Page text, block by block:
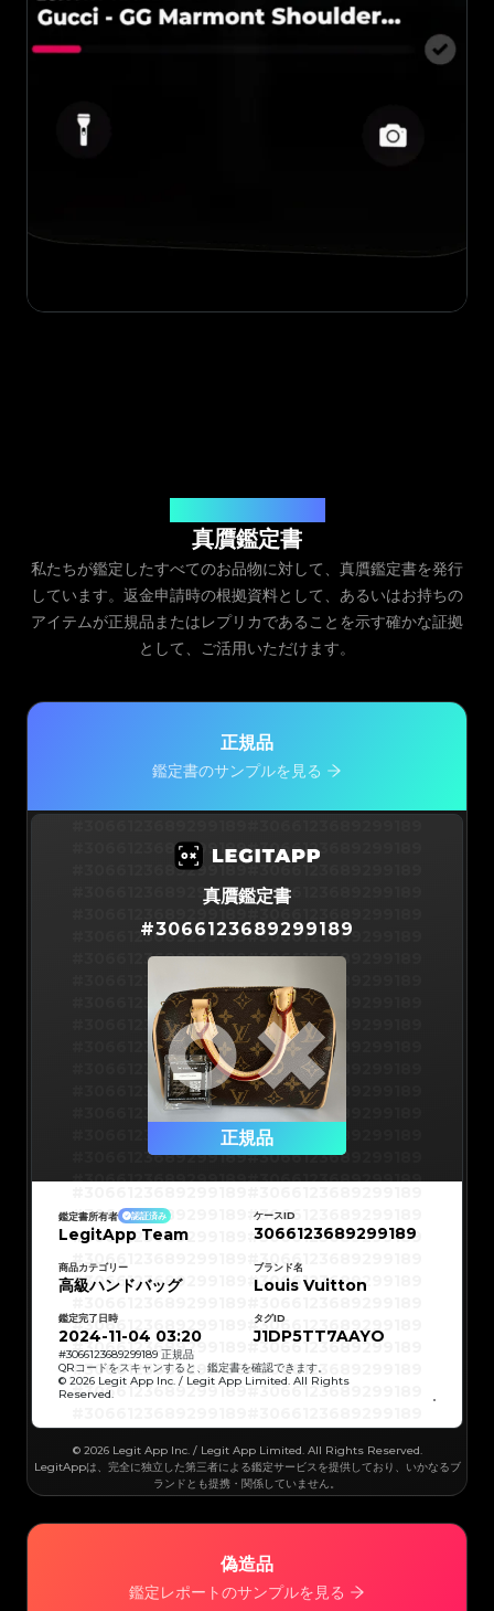
真贋鑑定書
私たちが鑑定したすべてのお品物に対して、真贋鑑定書を発行
しています。返金申請時の根拠資料として、あるいはお持ちの
アイテムが正規品またはレプリカであることを示す確かな証拠
として、ご活用いただけます。
正規品
鑑定書のサンプルを見る
#3066123689299189#3066123689299189
#3066123689299189#3066123689299189
#3066123689299189#3066123689299189
#3066123689299189#3066123689299189
#3066123689299189#3066123689299189
#3066123689299189#3066123689299189
#3066123689299189#3066123689299189
#3066123689299189#3066123689299189
#3066123689299189#3066123689299189
#3066123689299189#3066123689299189
#3066123689299189#3066123689299189
#3066123689299189#3066123689299189
#3066123689299189#3066123689299189
#3066123689299189#3066123689299189
#3066123689299189
#3066123689299189
#3066123689299189
#3066123689299189
#3066123689299189
#3066123689299189
#3066123689299189
#3066123689299189
#3066123689299189
#3066123689299189
#3066123689299189
#3066123689299189
#3066123689299189
#3066123689299189#3066123689299189
#3066123689299189
#3066123689299189#3066123689299189
#3066123689299189#3066123689299189
#3066123689299189#3066123689299189
#3066123689299189#3066123689299189
#3066123689299189#3066123689299189
#3066123689299189#3066123689299189
真贋鑑定書
#3066123689299189
正規品
#3066123689299189
#3066123689299189
#3066123689299189
#3066123689299189
#3066123689299189
#3066123689299189
#3066123689299189
#3066123689299189
#3066123689299189
#3066123689299189
#3066123689299189
#3066123689299189
#3066123689299189#3066123689299189
#3066123689299189#3066123689299189
#3066123689299189#3066123689299189
#3066123689299189#3066123689299189
#3066123689299189#3066123689299189
#3066123689299189#3066123689299189
#3066123689299189#3066123689299189
#3066123689299189#3066123689299189
#3066123689299189#3066123689299189
鑑定書所有者 認証済み
LegitApp Team
ケースID
3066123689299189
商品カテゴリー
高級ハンドバッグ
ブランド名
Louis Vuitton
鑑定完了日時
2024-11-04 03:20
タグID
J1DP5TT7AAYO
#3066123689299189 正規品
QRコードをスキャンすると、鑑定書を確認できます。
© 2026 Legit App Inc. / Legit App Limited. All Rights
Reserved.
© 2026 Legit App Inc. / Legit App Limited. All Rights Reserved.
LegitAppは、完全に独立した第三者による鑑定サービスを提供しており、いかなるブ
ランドとも提携・関係していません。
偽造品
鑑定レポートのサンプルを見る